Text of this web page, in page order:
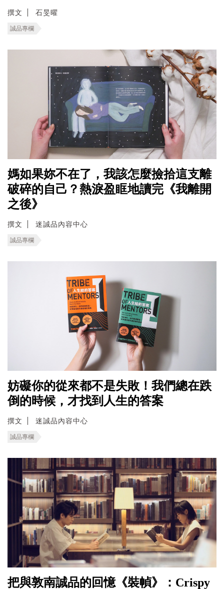
撰文 石旻曜
誠品專欄
媽如果妳不在了，我該怎麼撿拾這支離
破碎的自己？熱淚盈眶地讀完《我離開
之後》
撰文 迷誠品內容中心
誠品專欄
妨礙你的從來都不是失敗！我們總在跌
倒的時候，才找到人生的答案
撰文 迷誠品內容中心
誠品專欄
把與敦南誠品的回憶《裝幀》：Crispy